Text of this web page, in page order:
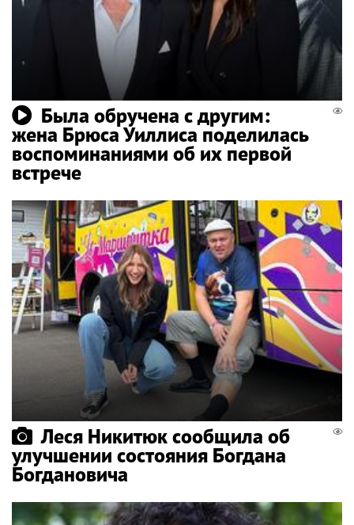
Была обручена с другим:
жена Брюса Уиллиса поделилась
воспоминаниями об их первой
встрече
Леся Никитюк сообщила об
улучшении состояния Богдана
Богдановича